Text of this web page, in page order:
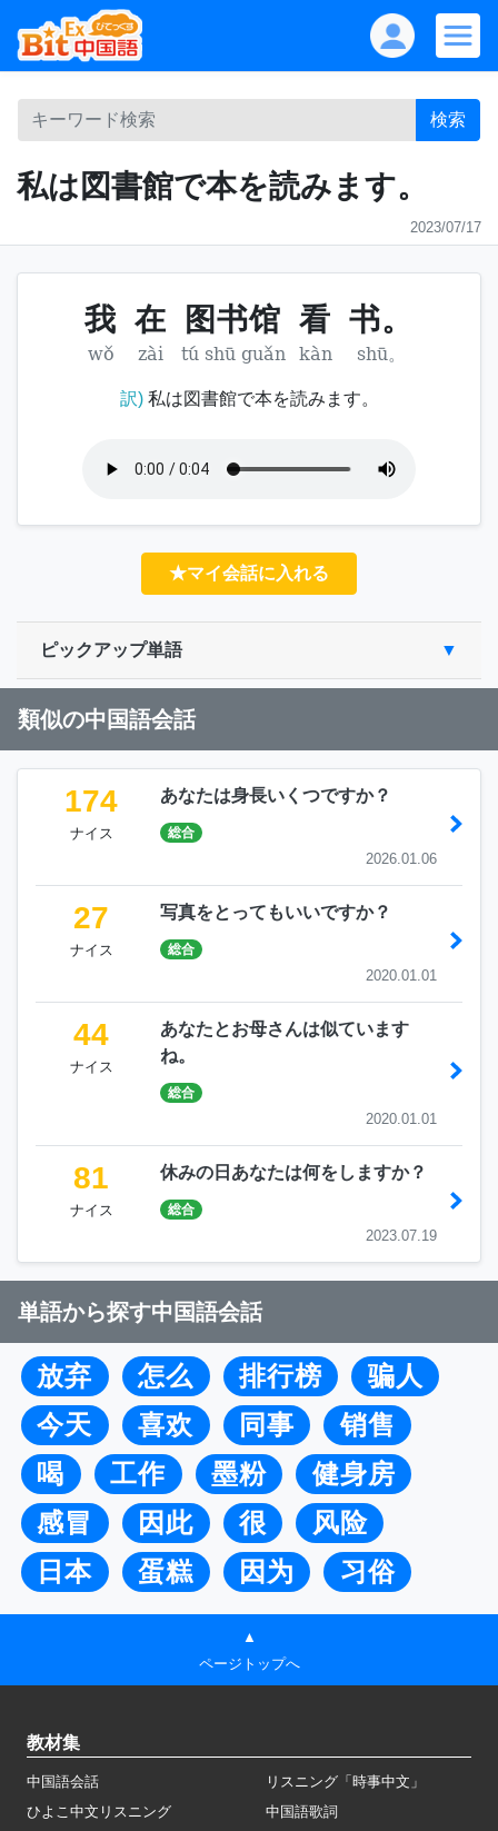
検索
私は図書館で本を読みます。
2023/07/17
我 在 图书馆 看 书。
wǒ zài tú shū guǎn kàn shū。
訳)私は図書館で本を読みます。
★マイ会話に入れる
ピックアップ単語
類似の中国語会話
174
ナイス
あなたは身長いくつですか？
総合
2026.01.06
27
ナイス
写真をとってもいいですか？
総合
2020.01.01
44
ナイス
あなたとお母さんは似ています
ね。
総合
2020.01.01
81
ナイス
休みの日あなたは何をしますか？
総合
2023.07.19
単語から探す中国語会話
放弃 怎么 排行榜
骗人
今天
喜欢 同事
销售
喝
工作 墨粉
健身房
感冒
因此 很
风险
日本
蛋糕 因为 习俗
▲
ページトップへ
教材集
中国語会話
リスニング「時事中文」
ひよこ中文リスニング
中国語歌詞